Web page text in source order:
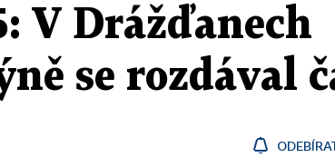
V Drážďanech
se rozdával